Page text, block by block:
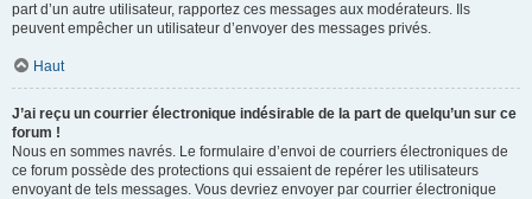
part d’un autre utilisateur, rapportez ces messages aux modérateurs. Ils
peuvent empêcher un utilisateur d’envoyer des messages privés.
Haut
J’ai reçu un courrier électronique indésirable de la part de quelqu’un sur ce
forum !
Nous en sommes navrés. Le formulaire d’envoi de courriers électroniques de
ce forum possède des protections qui essaient de repérer les utilisateurs
envoyant de tels messages. Vous devriez envoyer par courrier électronique